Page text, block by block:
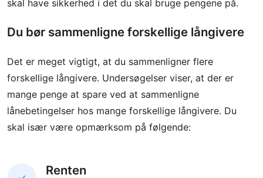
skal have sikkerhed i det du skal bruge pengene på.
Du bør sammenligne forskellige långivere
Det er meget vigtigt, at du sammenligner flere
forskellige långivere. Undersøgelser viser, at der er
mange penge at spare ved at sammenligne
lånebetingelser hos mange forskellige långivere. Du
skal især være opmærksom på følgende:
Renten